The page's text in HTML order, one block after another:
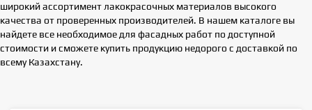
широкий ассортимент лакокрасочных материалов высокого
качества от проверенных производителей. В нашем каталоге вы
найдете все необходимое для фасадных работ по доступной
стоимости и сможете купить продукцию недорого с доставкой по
всему Казахстану.